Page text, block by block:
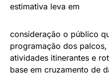
estimativa leva em
consideração o público
programação dos
atividades itinerantes e
base em cruzamento de